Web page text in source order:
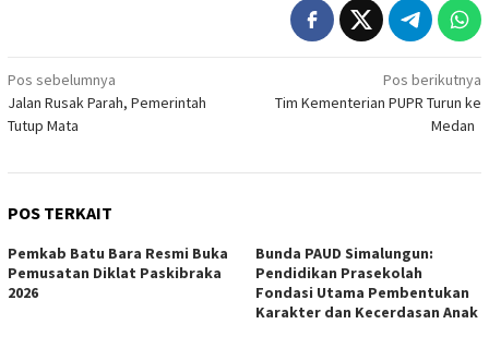
Navigasi
pos
Pos sebelumnya
Jalan Rusak Parah, Pemerintah
Tutup Mata
Pos berikutnya
Tim Kementerian PUPR Turun ke
Medan
POS TERKAIT
Pemkab Batu Bara Resmi Buka
Pemusatan Diklat Paskibraka
2026
Bunda PAUD Simalungun:
Pendidikan Prasekolah
Fondasi Utama Pembentukan
Karakter dan Kecerdasan Anak